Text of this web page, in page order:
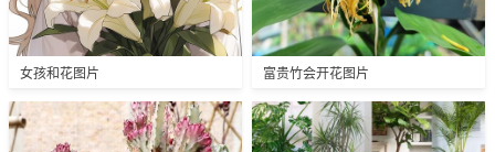
女孩和花图片 富贵竹会开花图片